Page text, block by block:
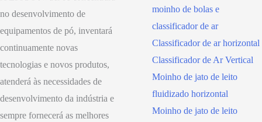
no desenvolvimento de
equipamentos de pó, inventará
continuamente novas
tecnologias e novos produtos,
atenderá às necessidades de
desenvolvimento da indústria e
sempre fornecerá as melhores
moinho de bolas e
classificador de ar
Classificador de ar horizontal
Classificador de Ar Vertical
Moinho de jato de leito
fluidizado horizontal
Moinho de jato de leito